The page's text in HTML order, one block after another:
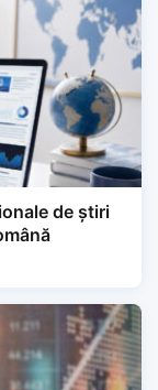
de știri